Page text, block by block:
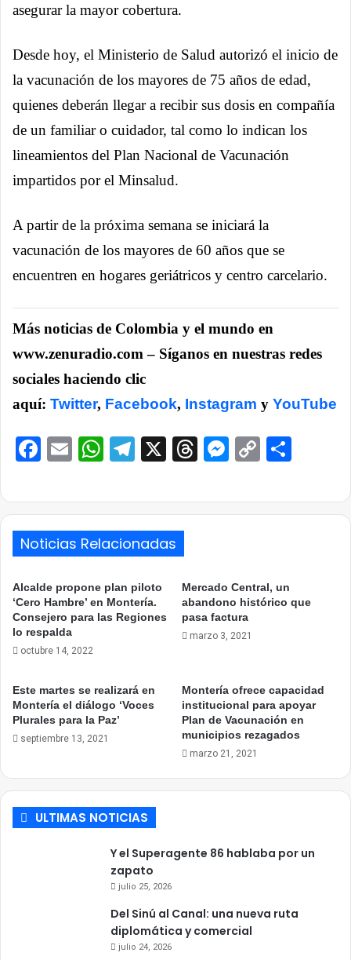
asegurar la mayor cobertura.
Desde hoy, el Ministerio de Salud autorizó el inicio de
la vacunación de los mayores de 75 años de edad,
quienes deberán llegar a recibir sus dosis en compañía
de un familiar o cuidador, tal como lo indican los
lineamientos del Plan Nacional de Vacunación
impartidos por el Minsalud.
A partir de la próxima semana se iniciará la
vacunación de los mayores de 60 años que se
encuentren en hogares geriátricos y centro carcelario.
Más noticias de Colombia y el mundo en
www.zenuradio.com – Síganos en nuestras redes
sociales haciendo clic
aquí: Twitter, Facebook, Instagram y YouTube
Facebook
EmailWhatsApp
Telegram
X ThreadsCopy
Noticias Relacionadas
Alcalde propone plan piloto
‘Cero Hambre’ en Montería.
Consejero para las Regiones
lo respalda
octubre 14, 2022
Mercado Central, un
abandono histórico que
pasa factura
marzo 3, 2021
Este martes se realizará en
Montería el diálogo ‘Voces
Plurales para la Paz’
septiembre 13, 2021
Montería ofrece capacidad
institucional para apoyar
Plan de Vacunación en
municipios rezagados
marzo 21, 2021
ULTIMAS NOTICIAS
Y el Superagente 86 hablaba por un
zapato
julio 25, 2026
Del Sinú al Canal: una nueva ruta
diplomática y comercial
julio 24, 2026